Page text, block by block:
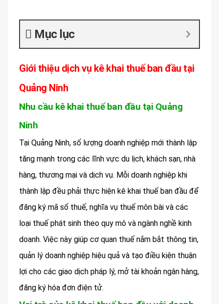
Mục lục
Giới thiệu dịch vụ kê khai thuế ban đầu tại
Quảng Ninh
Nhu cầu kê khai thuế ban đầu tại Quảng
Ninh
Tại Quảng Ninh, số lượng doanh nghiệp mới thành lập
tăng mạnh trong các lĩnh vực du lịch, khách sạn, nhà
hàng, thương mại và dịch vụ. Mỗi doanh nghiệp khi
thành lập đều phải thực hiện kê khai thuế ban đầu để
đăng ký mã số thuế, nghĩa vụ thuế môn bài và các
loại thuế phát sinh theo quy mô và ngành nghề kinh
doanh. Việc này giúp cơ quan thuế nắm bắt thông tin,
quản lý doanh nghiệp hiệu quả và tạo điều kiện thuận
lợi cho các giao dịch pháp lý, mở tài khoản ngân hàng,
đăng ký hóa đơn điện tử.